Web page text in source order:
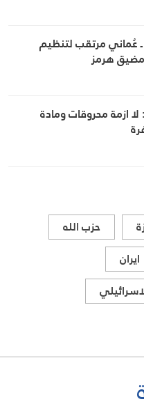
ـ عُماني مرتقب لتنظيم
هرمز
لا ازمة محروقات ومادة
حزب الله
ايران